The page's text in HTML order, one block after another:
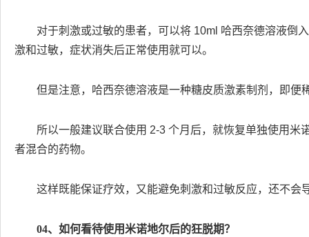
对于刺激或过敏的患者，可以将 10ml 哈西奈德溶液倒
激和过敏，症状消失后正常使用就可以。
但是注意，哈西奈德溶液是一种糖皮质激素制剂，即便
所以一般建议联合使用 2-3 个月后，就恢复单独使用
者混合的药物。
这样既能保证疗效，又能避免刺激和过敏反应，还不会
04、如何看待使用米诺地尔后的狂脱期？